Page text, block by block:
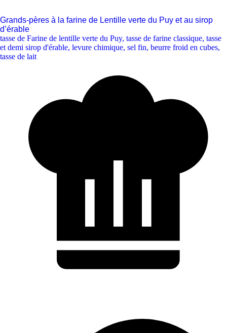
Grands-pères à la farine de Lentille verte du Puy et au sirop
d’érable
tasse de Farine de lentille verte du Puy, tasse de farine classique, tasse
et demi sirop d'érable, levure chimique, sel fin, beurre froid en cubes,
tasse de lait